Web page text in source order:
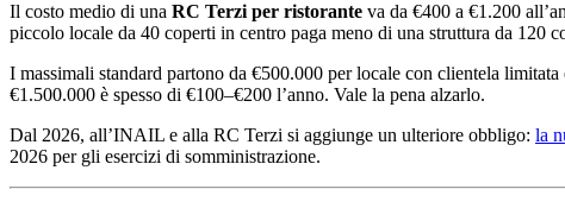
Il costo medio di una RC Terzi per ristorante va da €400 a €1.200
piccolo locale da 40 coperti in centro paga meno di una struttura da 120
I massimali standard partono da €500.000 per locale con clientela
€1.500.000 è spesso di €100–€200 l’anno. Vale la pena alzarlo.
Dal 2026, all’INAIL e alla RC Terzi si aggiunge un ulteriore obbligo: la
2026 per gli esercizi di somministrazione.